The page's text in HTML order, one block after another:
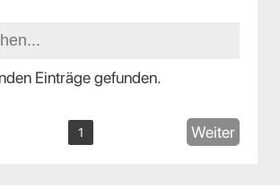
Einträge gefunden.
1 Weiter